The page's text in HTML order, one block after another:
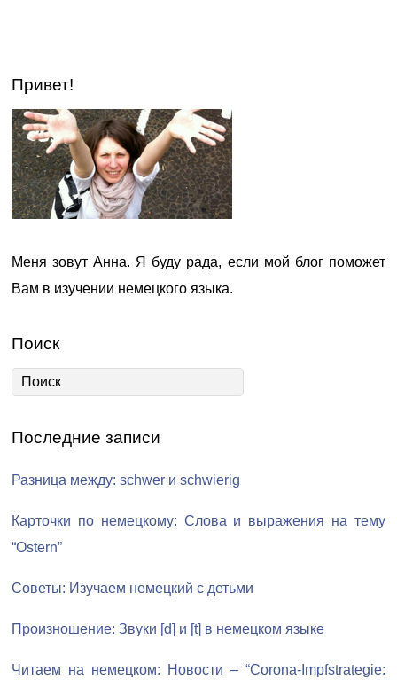
Привет!
Меня зовут Анна. Я буду рада, если мой блог поможет
Вам в изучении немецкого языка.
Поиск
Последние записи
Разница между: schwer и schwierig
Карточки по немецкому: Слова и выражения на тему
“Ostern”
Советы: Изучаем немецкий с детьми
Произношение: Звуки [d] и [t] в немецком языке
Читаем на немецком: Новости – “Corona-Impfstrategie: